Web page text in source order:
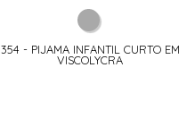
354 - PIJAMA INFANTIL CURTO EM
VISCOLYCRA